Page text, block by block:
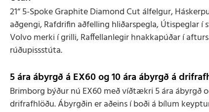
21“ 5-Spoke Graphite Diamond Cut álfelgur,
aðgengi, Rafdrifin aðfelling hliðarspegla, Útispeglar
Volvo merki í grilli, Raffellanlegir hnakkapúðar í
rúðupissstúta.
5 ára ábyrgð á EX60 og 10 ára ábyrgð á
Brimborg býður nú EX60 með víðtækri 5 ára ábyrgð
drifrafhlöðu. Ábyrgðin er aðeins í boði á bílum